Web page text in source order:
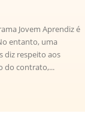
Jovem Aprendiz é
entanto, uma
diz respeito aos
do contrato,...